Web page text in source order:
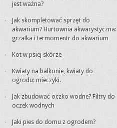
jest ważna?
Jak skompletować sprzęt do
akwarium? Hurtownia akwarystyczna:
grzałka i termomentr do akwarium
Kot w psiej skórze
Kwiaty na balkonie, kwiaty do
ogrodu: mieczyki.
Jak zbudować oczko wodne? Filtry do
oczek wodnych
Jaki pies do domu z ogrodem?